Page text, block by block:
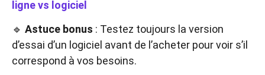
ligne vs logiciel
🔹 Astuce bonus : Testez toujours la version
d’essai d’un logiciel avant de l’acheter pour voir s’il
correspond à vos besoins.